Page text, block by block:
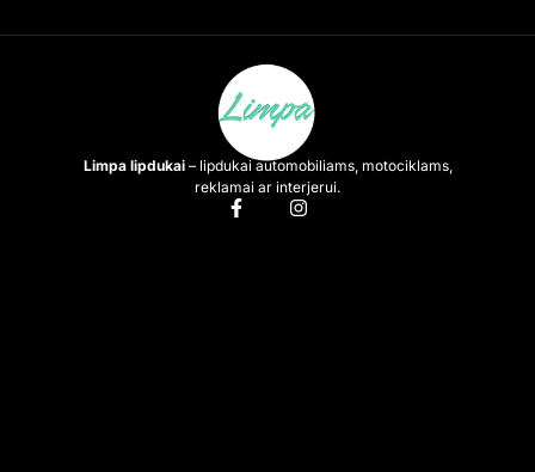
Limpa lipdukai– lipdukai automobiliams, motociklams,
reklamai ar interjerui.